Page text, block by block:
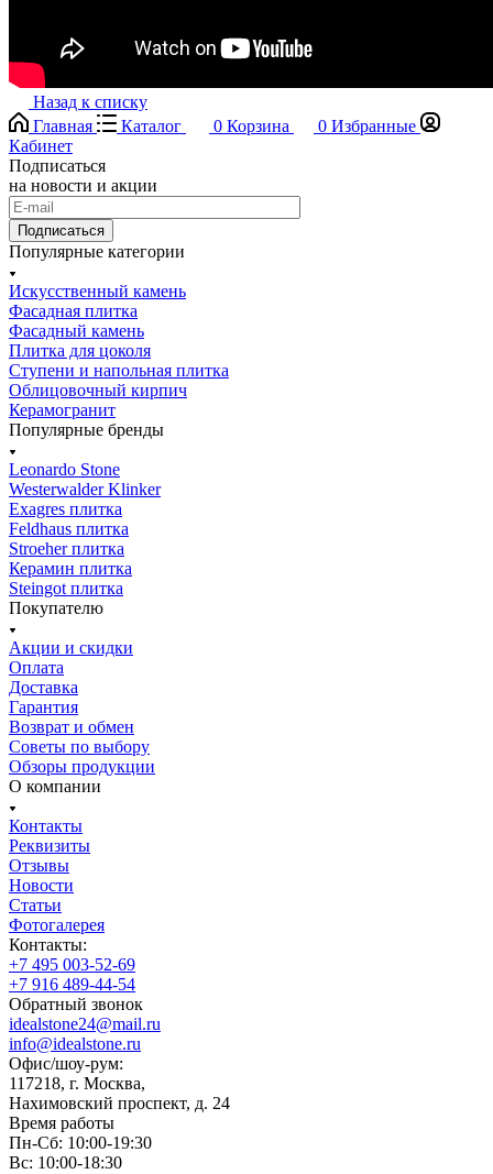
Назад к списку
Главная
Каталог 0 Корзина 0 Избранные
Кабинет
Подписаться
на новости и акции
Подписаться
Популярные категории
Искусственный камень
Фасадная плитка
Фасадный камень
Плитка для цоколя
Ступени и напольная плитка
Облицовочный кирпич
Керамогранит
Популярные бренды
Leonardo Stone
Westerwalder Klinker
Exagres плитка
Feldhaus плитка
Stroeher плитка
Керамин плитка
Steingot плитка
Покупателю
Акции и скидки
Оплата
Доставка
Гарантия
Возврат и обмен
Советы по выбору
Обзоры продукции
О компании
Контакты
Реквизиты
Отзывы
Новости
Статьи
Фотогалерея
Контакты:
+7 495 003-52-69
+7 916 489-44-54
Обратный звонок
idealstone24@mail.ru
info@idealstone.ru
Офис/шоу-рум:
117218, г. Москва,
Нахимовский проспект, д. 24
Время работы
Пн-Сб: 10:00-19:30
Вс: 10:00-18:30